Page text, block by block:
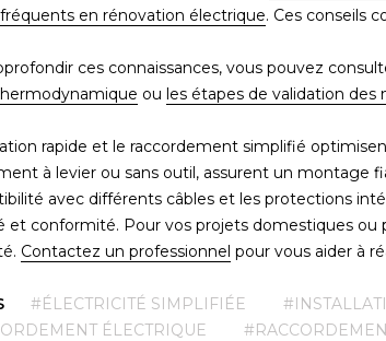
en rénovation électrique. Ces conseils
ces connaissances, vous pouvez
ou les étapes de validation des
rapide et le raccordement simplifié
à levier ou sans outil, assurent un montage
avec différents câbles et les protections
et conformité. Pour vos projets domestiques ou
Contactez un professionnel pour vous aider à
#ÉLECTRICITÉ SIMPLIFIÉE
ÉLECTRIQUE